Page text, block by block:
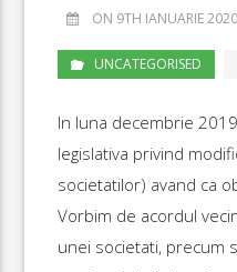
ON 9TH IANUARIE 2020
UNCATEGORISED
In luna decembrie
legislativa privind
societatilor) avand ca
Vorbim de acordul
unei societati, precum